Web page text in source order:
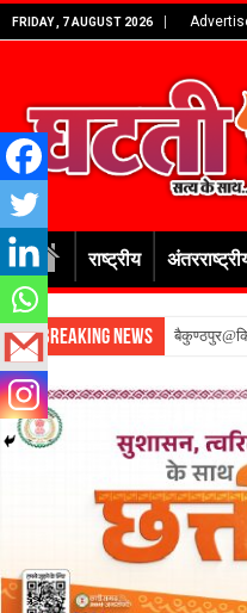
FRIDAY , 7 AUGUST 2026
राष्ट्रीय
Breaking News